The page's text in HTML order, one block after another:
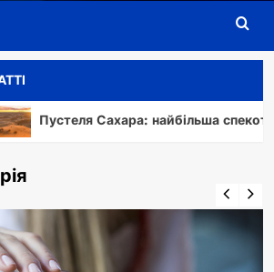
найбільша спекотна пустеля